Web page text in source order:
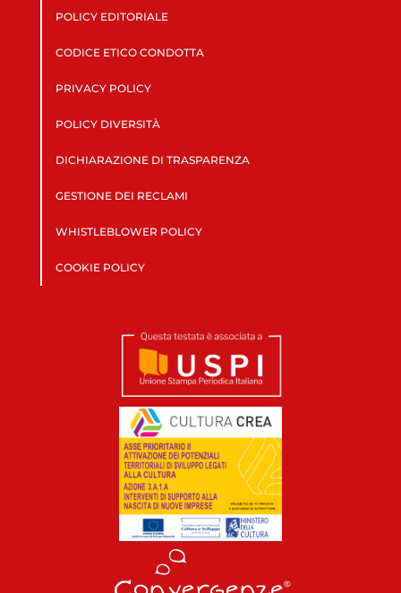
POLICY EDITORIALE
CODICE ETICO CONDOTTA
PRIVACY POLICY
POLICY DIVERSITÀ
DICHIARAZIONE DI TRASPARENZA
GESTIONE DEI RECLAMI
WHISTLEBLOWER POLICY
COOKIE POLICY